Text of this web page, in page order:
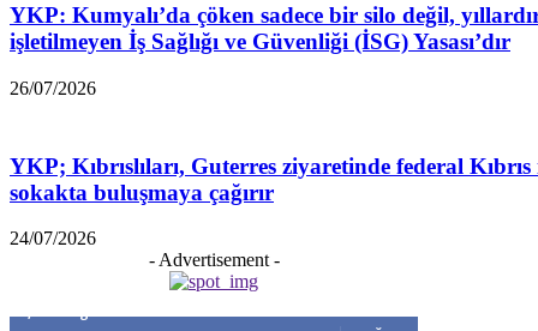
YKP: Kumyalı’da çöken sadece bir silo değil,
işletilmeyen İş Sağlığı ve Güvenliği (İSG) Yasası’dır
26/07/2026
YKP; Kıbrıslıları, Guterres ziyaretinde federal
sokakta buluşmaya çağırır
24/07/2026
- Advertisement -